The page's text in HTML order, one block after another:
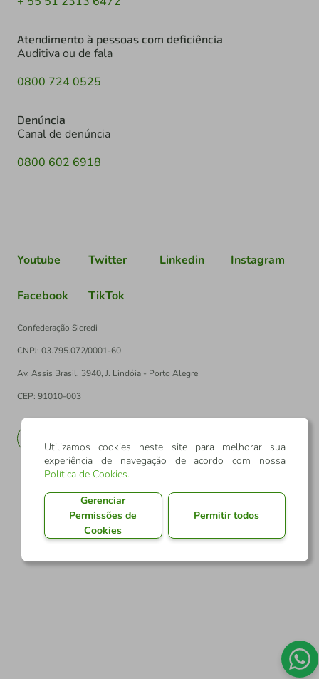
Atendimento à pessoas com deficiência
Auditiva ou de fala
0800 724 0525
Denúncia
Canal de denúncia
0800 602 6918
Youtube Twitter Linkedin Instagram
Facebook TikTok
Confederação Sicredi
CNPJ: 03.795.072/0001-60
Av. Assis Brasil, 3940, J. Lindóia - Porto Alegre
CEP: 91010-003
Utilizamos cookies neste site para melhorar sua
experiência de navegação de acordo com nossa
Política de Cookies.
Gerenciar
Permissões de
Cookies
Permitir todos